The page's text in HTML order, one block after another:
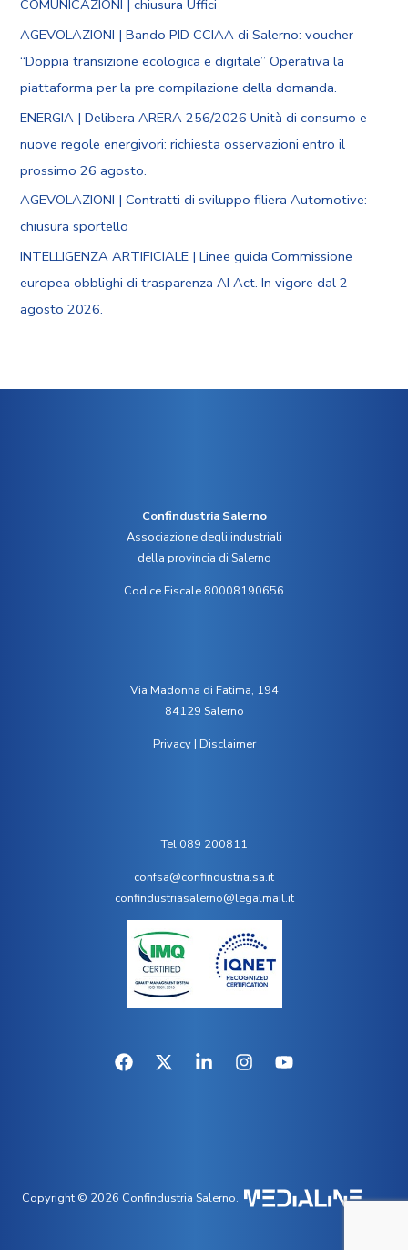
COMUNICAZIONI | chiusura Uffici
AGEVOLAZIONI | Bando PID CCIAA di Salerno: voucher
“Doppia transizione ecologica e digitale” Operativa la
piattaforma per la pre compilazione della domanda.
ENERGIA | Delibera ARERA 256/2026 Unità di consumo e
nuove regole energivori: richiesta osservazioni entro il
prossimo 26 agosto.
AGEVOLAZIONI | Contratti di sviluppo filiera Automotive:
chiusura sportello
INTELLIGENZA ARTIFICIALE | Linee guida Commissione
europea obblighi di trasparenza AI Act. In vigore dal 2
agosto 2026.
Confindustria Salerno
Associazione degli industriali
della provincia di Salerno
Codice Fiscale 80008190656
Via Madonna di Fatima, 194
84129 Salerno
Privacy| Disclaimer
Tel 089 200811
confsa@confindustria.sa.it
confindustriasalerno@legalmail.it
Copyright © 2026 Confindustria Salerno.